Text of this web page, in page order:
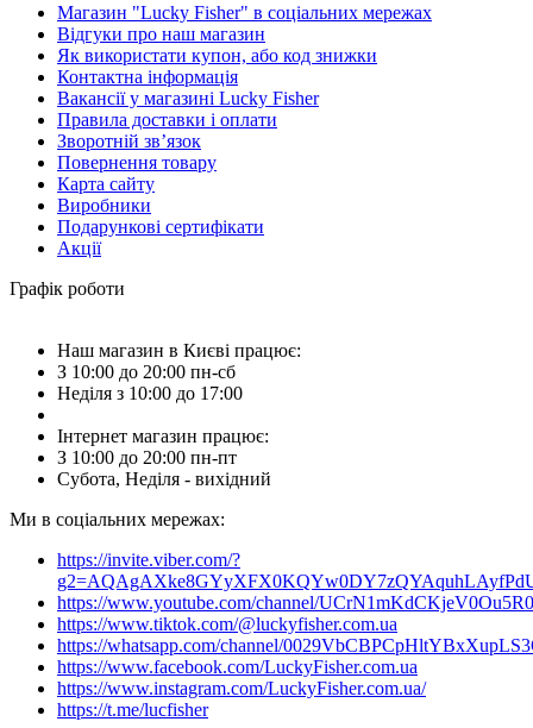
Магазин "Lucky Fisher" в соціальних мережах
Відгуки про наш магазин
Як використати купон, або код знижки
Контактна інформація
Вакансії у магазині Lucky Fisher
Правила доставки і оплати
Зворотній зв’язок
Повернення товару
Карта сайту
Виробники
Подарункові сертифікати
Акції
Графік роботи
Наш магазин в Києві працює:
З 10:00 до 20:00 пн-сб
Неділя з 10:00 до 17:00
Інтернет магазин працює:
З 10:00 до 20:00 пн-пт
Субота, Неділя - вихідний
Ми в соціальних мережах:
https://invite.viber.com/?
https://www.youtube.com/channel/
https://www.tiktok.com/@luckyfisher.com.ua
https://whatsapp.com/channel/
https://www.facebook.com/LuckyFisher.com.ua
https://www.instagram.com/LuckyFisher.com.ua/
https://t.me/lucfisher